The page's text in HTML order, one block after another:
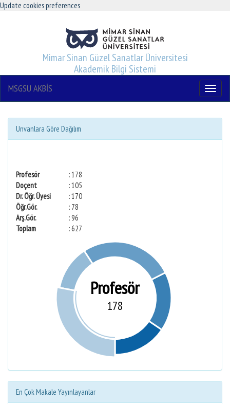
Update cookies preferences
Mimar Sinan Güzel Sanatlar Üniversitesi
Akademik Bilgi Sistemi
Menu
MSGSU AKBİS
Unvanlara Göre Dağılım
Profesör
: 178
Doçent
: 105
Dr. Öğr. Üyesi
: 170
Öğr.Gör.
: 78
Arş.Gör.
: 96
Toplam
: 627
Profesör
178
En Çok Makale Yayınlayanlar